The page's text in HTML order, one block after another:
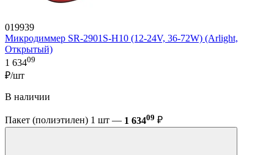
019939
Микродиммер SR-2901S-H10 (12-24V, 36-72W) (Arlight,
Открытый)
1 63409
₽/шт
В наличии
Пакет (полиэтилен) 1 шт — 1 63409 ₽